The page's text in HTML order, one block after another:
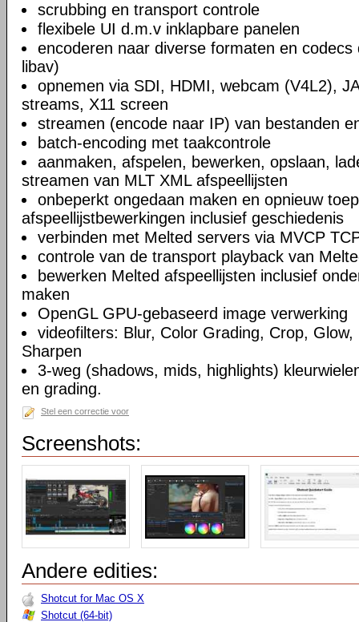
scrubbing en transport controle
flexibele UI d.m.v inklapbare panelen
encoderen naar diverse formaten en codecs
libav)
opnemen via SDI, HDMI, webcam (V4L2),
streams, X11 screen
streamen (encode naar IP) van bestanden
batch-encoding met taakcontrole
aanmaken, afspelen, bewerken, opslaan,
streamen van MLT XML afspeellijsten
onbeperkt ongedaan maken en opnieuw
afspeellijstbewerkingen inclusief geschiedenis
verbinden met Melted servers via MVCP
controle van de transport playback van
bewerken Melted afspeellijsten inclusief
maken
OpenGL GPU-gebaseerd image verwerking
videofilters: Blur, Color Grading, Crop,
Sharpen
3-weg (shadows, mids, highlights)
en grading.
Stel een correctie voor
Screenshots:
Andere edities:
Shotcut for Mac OS X
Shotcut (64-bit)